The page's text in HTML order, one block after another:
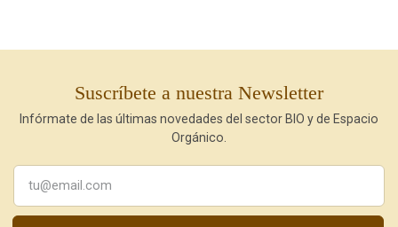
Suscríbete a nuestra Newsletter
Infórmate de las últimas novedades del sector BIO y de Espacio
Orgánico.